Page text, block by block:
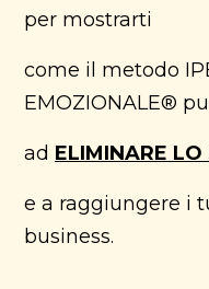
per mostrarti
come il metodo
EMOZIONALE®
ad ELIMINARE
e a raggiungere i
business.